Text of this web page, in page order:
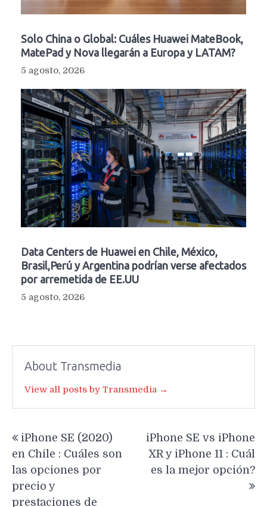
Solo China o Global: Cuáles Huawei MateBook,
MatePad y Nova llegarán a Europa y LATAM?
5 agosto, 2026
Data Centers de Huawei en Chile, México,
Brasil,Perú y Argentina podrían verse afectados
por arremetida de EE.UU
5 agosto, 2026
About Transmedia
View all posts by Transmedia →
entradas
iPhone SE (2020)
en Chile : Cuáles son
las opciones por
precio y
prestaciones de
iPhone SE vs iPhone
XR y iPhone 11 : Cuál
es la mejor opción?